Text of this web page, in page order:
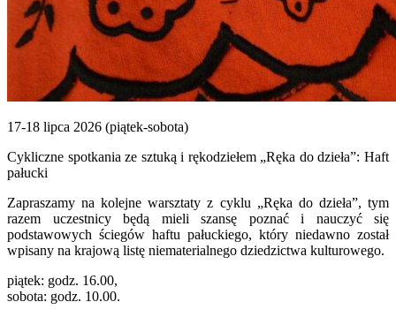
17-18 lipca 2026 (piątek-sobota)
Cykliczne spotkania ze sztuką i rękodziełem „Ręka do dzieła”: Haft
pałucki
Zapraszamy na kolejne warsztaty z cyklu „Ręka do dzieła”, tym
razem uczestnicy będą mieli szansę poznać i nauczyć się
podstawowych ściegów haftu pałuckiego, który niedawno został
wpisany na krajową listę niematerialnego dziedzictwa kulturowego.
piątek: godz. 16.00,
sobota: godz. 10.00.